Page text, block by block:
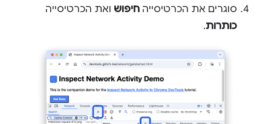
סוגרים את הכרטיסייה חיפוש ואת הכרטיסייה
כותרות.